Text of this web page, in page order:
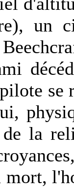
un
se
la